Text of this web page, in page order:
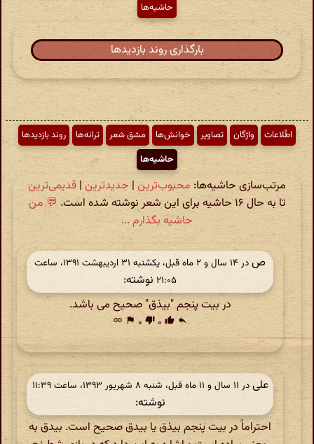
حاشیه‌ها
بارگذاری روند بازدیدها
اطّلاعات واژگان تصاویر خوانش‌ها مشق شعر ترانه‌ها
روند بازدیدها
حاشیه‌ها
مرتب‌سازی حاشیه‌ها: محبوب‌ترین | جدیدترین | قدیمی‌ترین
تا به حال ۱۶ حاشیه برای این شعر نوشته شده است.
💬 من
حاشیه بگذارم ...
ص
در ‫۱۴ سال و ۲ ماه قبل، یکشنبه ۳۱ اردیبهشت ۱۳۹۱، ساعت
۲۱:۰۵ نوشته:
در بیت پنجم "بیذق" صحیح می باشد.
reply
thumb_up ۰ thumb_down ۰ flag
link
علیدر ‫۱۱ سال و ۱۱ ماه قبل، شنبه ۸ شهریور ۱۳۹۳، ساعت ۱۱:۳۹
نوشته:
احتراماً در بیت پنجم بیذق یا بیدق صحیح است. بیدق به